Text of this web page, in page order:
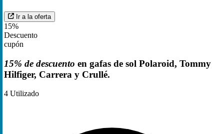
Ir a la oferta
15%
Descuento
cupón
15% de descuento en gafas de sol Polaroid, Tommy
Hilfiger, Carrera y Crullé.
4 Utilizado